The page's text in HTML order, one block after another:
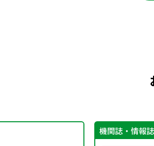
機関誌・情報誌